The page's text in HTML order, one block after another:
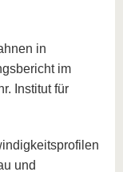
in
im
Institut für
und